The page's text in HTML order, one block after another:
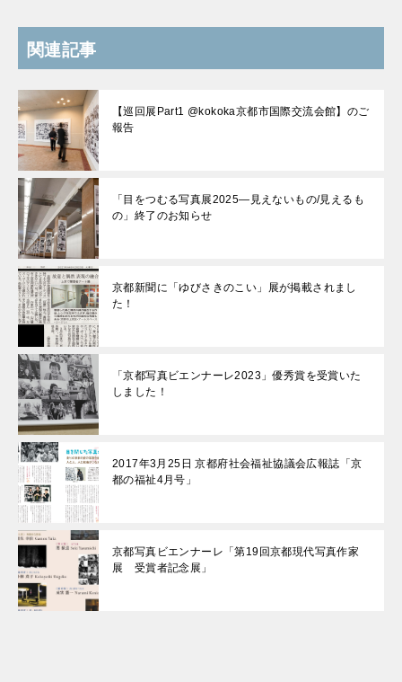
関連記事
【巡回展Part1 @kokoka京都市国際交流会館】のご
報告
「目をつむる写真展2025—見えないもの/見えるも
の」終了のお知らせ
京都新聞に「ゆびさきのこい」展が掲載されまし
た！
「京都写真ビエンナーレ2023」優秀賞を受賞いた
しました！
2017年3月25日 京都府社会福祉協議会広報誌「京
都の福祉4月号」
京都写真ビエンナーレ「第19回京都現代写真作家
展 受賞者記念展」